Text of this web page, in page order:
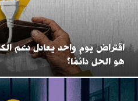
اقتراض يوم واحد يعادل دعم
هو الحل دائمًا؟